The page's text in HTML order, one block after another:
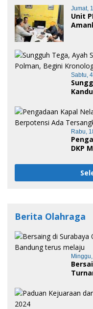
Awal
Jumat,
Unit
Sabtu,
Rabu,
DKP
Berita Olahraga